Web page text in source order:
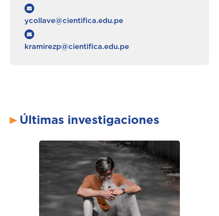
ycollave@cientifica.edu.pe
kramirezp@cientifica.edu.pe
Últimas investigaciones